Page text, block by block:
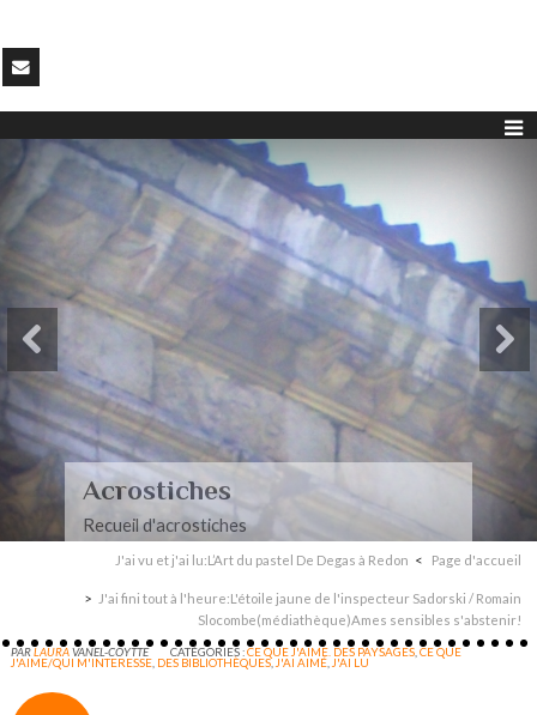
Acrostiches
Recueil d'acrostiches
J'ai vu et j'ai lu:L’Art du pastel De Degas à Redon Page d'accueil
J'ai fini tout à l'heure:L'étoile jaune de l'inspecteur Sadorski / Romain
Slocombe(médiathèque)Ames sensibles s'abstenir!
PARLAURAVANEL-COYTTE CATÉGORIES :CE QUE J'AIME. DES PAYSAGES ,CE QUE
J'AIME/QUI M'INTERESSE DES BIBLIOTHÈQUES, J'AI AIMÉ J'AI LU